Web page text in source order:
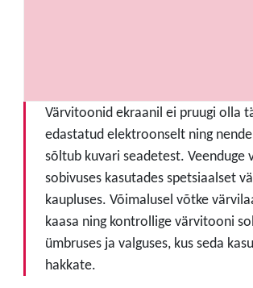
Värvitoonid ekraanil ei pruugi olla
edastatud elektroonselt ning
sõltub kuvari seadetest. Veenduge
sobivuses kasutades spetsiaalset
kaupluses. Võimalusel võtke
kaasa ning kontrollige värvitooni
ümbruses ja valguses, kus seda
hakkate.